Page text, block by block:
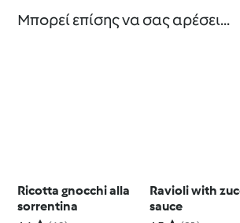
Μπορεί επίσης να σας αρέσει...
Ricotta gnocchi alla
sorrentina
Ravioli with
sauce